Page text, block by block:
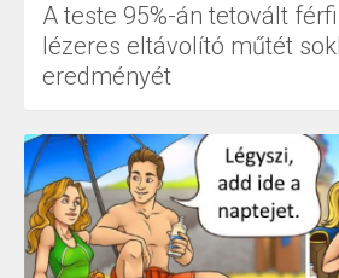
A teste 95%-án tetovált
lézeres eltávolító műtét
eredményét